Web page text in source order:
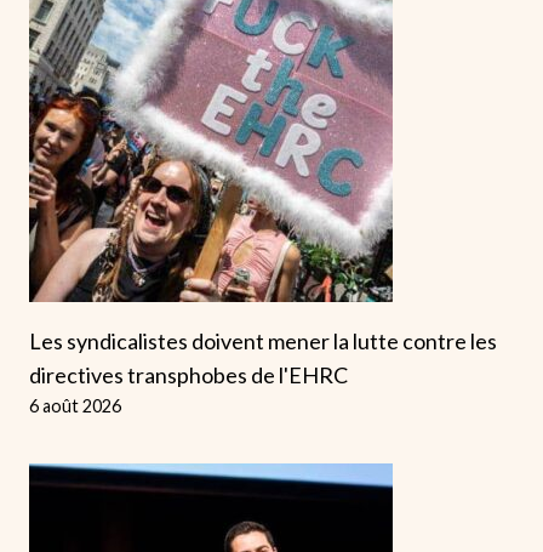
Les syndicalistes doivent mener la lutte contre les
directives transphobes de l'EHRC
6 août 2026